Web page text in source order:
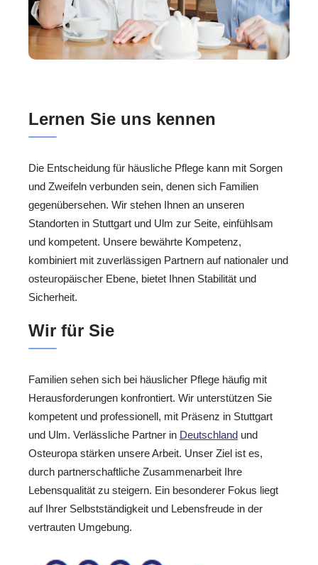
Lernen Sie uns kennen
Die Entscheidung für häusliche Pflege kann mit Sorgen
und Zweifeln verbunden sein, denen sich Familien
gegenübersehen. Wir stehen Ihnen an unseren
Standorten in Stuttgart und Ulm zur Seite, einfühlsam
und kompetent. Unsere bewährte Kompetenz,
kombiniert mit zuverlässigen Partnern auf nationaler und
osteuropäischer Ebene, bietet Ihnen Stabilität und
Sicherheit.
Wir für Sie
Familien sehen sich bei häuslicher Pflege häufig mit
Herausforderungen konfrontiert. Wir unterstützen Sie
kompetent und professionell, mit Präsenz in Stuttgart
und Ulm. Verlässliche Partner in Deutschland und
Osteuropa stärken unsere Arbeit. Unser Ziel ist es,
durch partnerschaftliche Zusammenarbeit Ihre
Lebensqualität zu steigern. Ein besonderer Fokus liegt
auf Ihrer Selbstständigkeit und Lebensfreude in der
vertrauten Umgebung.